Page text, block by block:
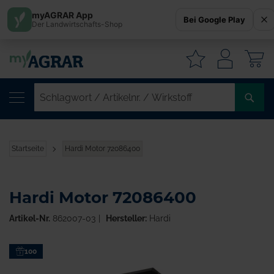
Startseite Hardi Motor 72086400
Zum100
Hardi Motor 72086400
Artikel-Nr. 862007-03 Hersteller:Hardi
myAGRAR App
Der Landwirtschafts-Shop Bei Google Play